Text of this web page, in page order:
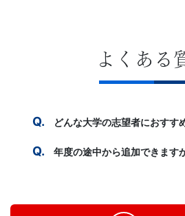
よくある
どんな大学の志望者におすす
年度の途中から追加できます